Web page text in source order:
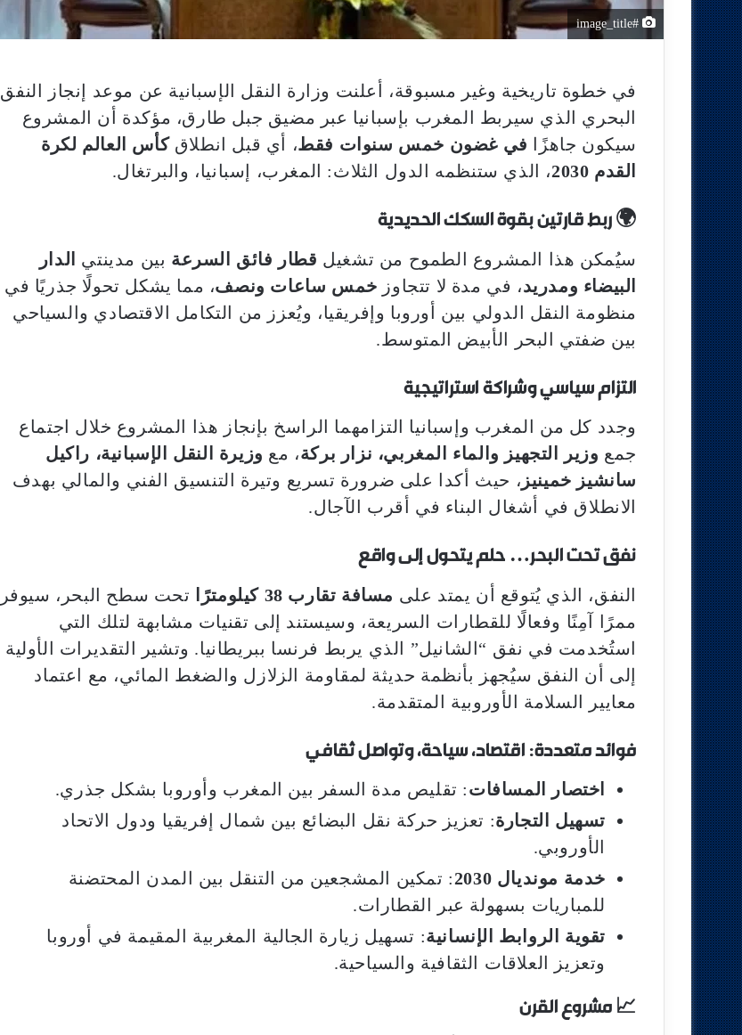
#image_title
في خطوة تاريخية وغير مسبوقة، أعلنت وزارة النقل الإسبانية عن موعد إنجاز النفق
البحري الذي سيربط المغرب بإسبانيا عبر مضيق جبل طارق، مؤكدة أن المشروع
سيكون جاهزًا في غضون خمس سنوات فقط، أي قبل انطلاقكأس العالم لكرة
القدم 2030
، الذي ستنظمه الدول الثلاث: المغرب، إسبانيا، والبرتغال.
🌍 ربط قارتين بقوة السكك الحديدية
سيُمكن هذا المشروع الطموح من تشغيل قطار فائق السرعة بين مدينتي
الدار
البيضاء ومدريد، في مدة لا تتجاوز خمس ساعات ونصف، مما يشكل تحولًا جذريًا في
منظومة النقل الدولي بين أوروبا وإفريقيا، ويُعزز من التكامل الاقتصادي والسياحي
بين ضفتي البحر الأبيض المتوسط.
التزام سياسي وشراكة استراتيجية
وجدد كل من المغرب وإسبانيا التزامهما الراسخ بإنجاز هذا المشروع خلال اجتماع
جمع وزير التجهيز والماء المغربي، نزار بركة، مع وزيرة النقل الإسبانية، راكيل
سانشيز خمينيز ، حيث أكدا على ضرورة تسريع وتيرة التنسيق الفني والمالي بهدف
الانطلاق في أشغال البناء في أقرب الآجال.
نفق تحت البحر… حلم يتحول إلى واقع
النفق، الذي يُتوقع أن يمتد على مسافة تقارب 38 كيلومترًا
تحت سطح البحر، سيوفر
ممرًا آمِنًا وفعالًا للقطارات السريعة، وسيستند إلى تقنيات مشابهة لتلك التي
استُخدمت في نفق “الشانيل” الذي يربط فرنسا ببريطانيا. وتشير التقديرات الأولية
إلى أن النفق سيُجهز بأنظمة حديثة لمقاومة الزلازل والضغط المائي، مع اعتماد
معايير السلامة الأوروبية المتقدمة.
فوائد متعددة: اقتصاد، سياحة، وتواصل ثقافي
اختصار المسافات: تقليص مدة السفر بين المغرب وأوروبا بشكل جذري.
تسهيل التجارة: تعزيز حركة نقل البضائع بين شمال إفريقيا ودول الاتحاد
الأوروبي.
خدمة مونديال 2030
: تمكين المشجعين من التنقل بين المدن المحتضنة
للمباريات بسهولة عبر القطارات.
تقوية الروابط الإنسانية: تسهيل زيارة الجالية المغربية المقيمة في أوروبا
وتعزيز العلاقات الثقافية والسياحية.
📈 مشروع القرن